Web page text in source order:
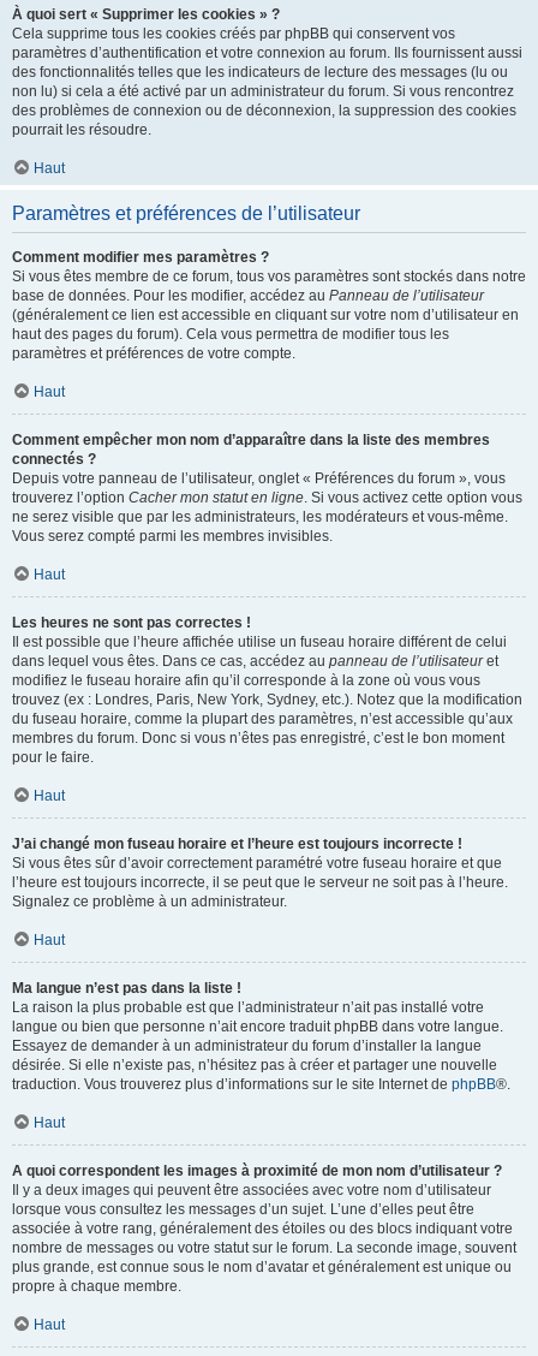
À quoi sert « Supprimer les cookies » ?
Cela supprime tous les cookies créés par phpBB qui conservent vos
paramètres d’authentification et votre connexion au forum. Ils fournissent aussi
des fonctionnalités telles que les indicateurs de lecture des messages (lu ou
non lu) si cela a été activé par un administrateur du forum. Si vous rencontrez
des problèmes de connexion ou de déconnexion, la suppression des cookies
pourrait les résoudre.
Haut
Paramètres et préférences de l’utilisateur
Comment modifier mes paramètres ?
Si vous êtes membre de ce forum, tous vos paramètres sont stockés dans notre
base de données. Pour les modifier, accédez au Panneau de l’utilisateur
(généralement ce lien est accessible en cliquant sur votre nom d’utilisateur en
haut des pages du forum). Cela vous permettra de modifier tous les
paramètres et préférences de votre compte.
Haut
Comment empêcher mon nom d’apparaître dans la liste des membres
connectés ?
Depuis votre panneau de l’utilisateur, onglet « Préférences du forum », vous
trouverez l’option Cacher mon statut en ligne. Si vous activez cette option vous
ne serez visible que par les administrateurs, les modérateurs et vous-même.
Vous serez compté parmi les membres invisibles.
Haut
Les heures ne sont pas correctes !
Il est possible que l’heure affichée utilise un fuseau horaire différent de celui
dans lequel vous êtes. Dans ce cas, accédez au panneau de l’utilisateuret
modifiez le fuseau horaire afin qu’il corresponde à la zone où vous vous
trouvez (ex : Londres, Paris, New York, Sydney, etc.). Notez que la modification
du fuseau horaire, comme la plupart des paramètres, n’est accessible qu’aux
membres du forum. Donc si vous n’êtes pas enregistré, c’est le bon moment
pour le faire.
Haut
J’ai changé mon fuseau horaire et l’heure est toujours incorrecte !
Si vous êtes sûr d’avoir correctement paramétré votre fuseau horaire et que
l’heure est toujours incorrecte, il se peut que le serveur ne soit pas à l’heure.
Signalez ce problème à un administrateur.
Haut
Ma langue n’est pas dans la liste !
La raison la plus probable est que l’administrateur n’ait pas installé votre
langue ou bien que personne n’ait encore traduit phpBB dans votre langue.
Essayez de demander à un administrateur du forum d’installer la langue
désirée. Si elle n’existe pas, n’hésitez pas à créer et partager une nouvelle
traduction. Vous trouverez plus d’informations sur le site Internet de phpBB®.
Haut
A quoi correspondent les images à proximité de mon nom d’utilisateur ?
Il y a deux images qui peuvent être associées avec votre nom d’utilisateur
lorsque vous consultez les messages d’un sujet. L’une d’elles peut être
associée à votre rang, généralement des étoiles ou des blocs indiquant votre
nombre de messages ou votre statut sur le forum. La seconde image, souvent
plus grande, est connue sous le nom d’avatar et généralement est unique ou
propre à chaque membre.
Haut